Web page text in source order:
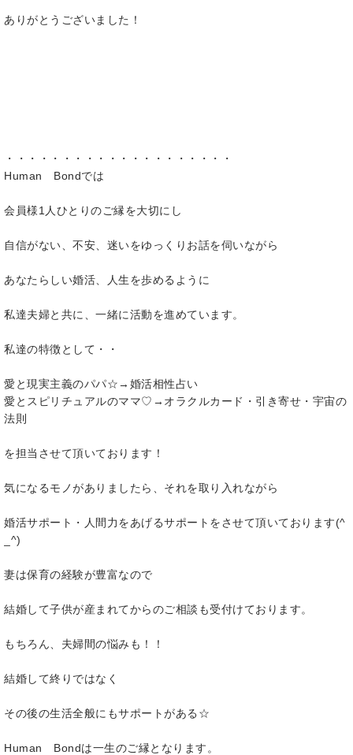
ありがとうございました！
・・・・・・・・・・・・・・・・・・・・
Human Bondでは
会員様1人ひとりのご縁を大切にし
自信がない、不安、迷いをゆっくりお話を伺いながら
あなたらしい婚活、人生を歩めるように
私達夫婦と共に、一緒に活動を進めています。
私達の特徴として・・
愛と現実主義のパパ☆→婚活相性占い
愛とスピリチュアルのママ♡→オラクルカード・引き寄せ・宇宙の
法則
を担当させて頂いております！
気になるモノがありましたら、それを取り入れながら
婚活サポート・人間力をあげるサポートをさせて頂いております(^
_^)
妻は保育の経験が豊富なので
結婚して子供が産まれてからのご相談も受付けております。
もちろん、夫婦間の悩みも！！
結婚して終りではなく
その後の生活全般にもサポートがある☆
Human Bondは一生のご縁となります。